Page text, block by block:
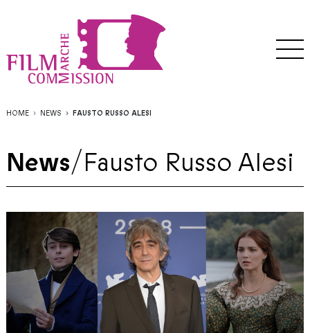
HOME NEWS FAUSTO RUSSO ALESI
News/Fausto Russo Alesi